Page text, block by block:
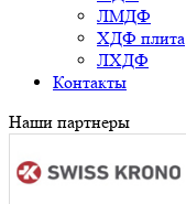
ЛМДФ
ХДФ плита
ЛХДФ
Контакты
Наши партнеры